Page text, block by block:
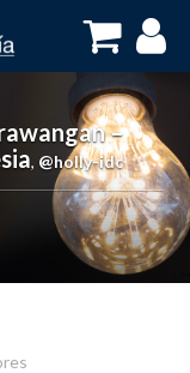
–
, @holly-idc